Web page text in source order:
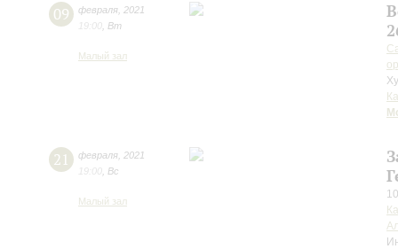
09 февраля 2021
19:00 Вт
Малый зал
21 февраля 2021
19:00 Вс
Малый зал